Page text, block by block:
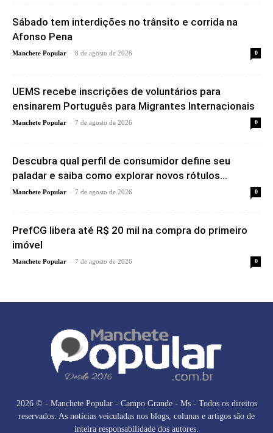
Sábado tem interdições no trânsito e corrida na
Afonso Pena
Manchete Popular - 8 de agosto de 2026 0
UEMS recebe inscrições de voluntários para
ensinarem Português para Migrantes Internacionais
Manchete Popular - 7 de agosto de 2026 0
Descubra qual perfil de consumidor define seu
paladar e saiba como explorar novos rótulos...
Manchete Popular - 7 de agosto de 2026 0
PrefCG libera até R$ 20 mil na compra do primeiro
imóvel
Manchete Popular - 7 de agosto de 2026 0
2026 © - Manchete Popular - Campo Grande - Ms - Todos os direitos
reservados. As notícias veiculadas nos blogs, colunas e artigos são de
inteira responsabilidade dos autores.